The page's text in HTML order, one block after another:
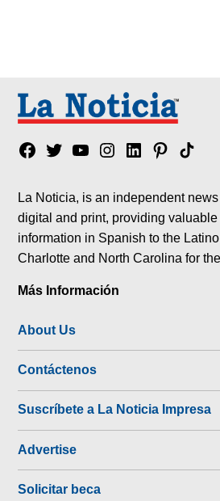
Facebook
TwitterYouTubeInstagram
LinkedinPinterest
Tik
La Noticia, is an independent
digital and print, providing
information in Spanish to the
Charlotte and North Carolina for
Más Información
About Us
Contáctenos
Suscríbete a La Noticia Impresa
Advertise
Solicitar beca